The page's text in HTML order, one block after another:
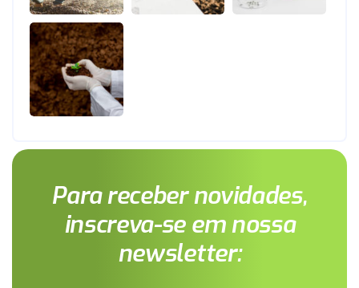
Para receber novidades,
inscreva-se em nossa
newsletter: